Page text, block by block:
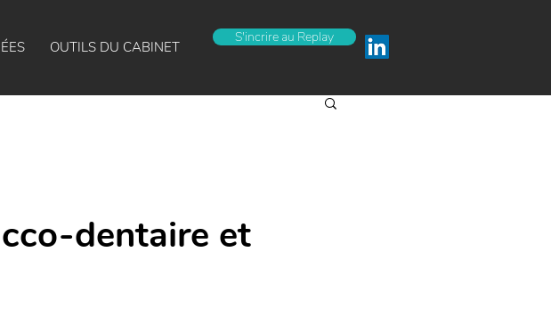
OUTILS DU CABINET
S'incrire au Replay
dentaire et